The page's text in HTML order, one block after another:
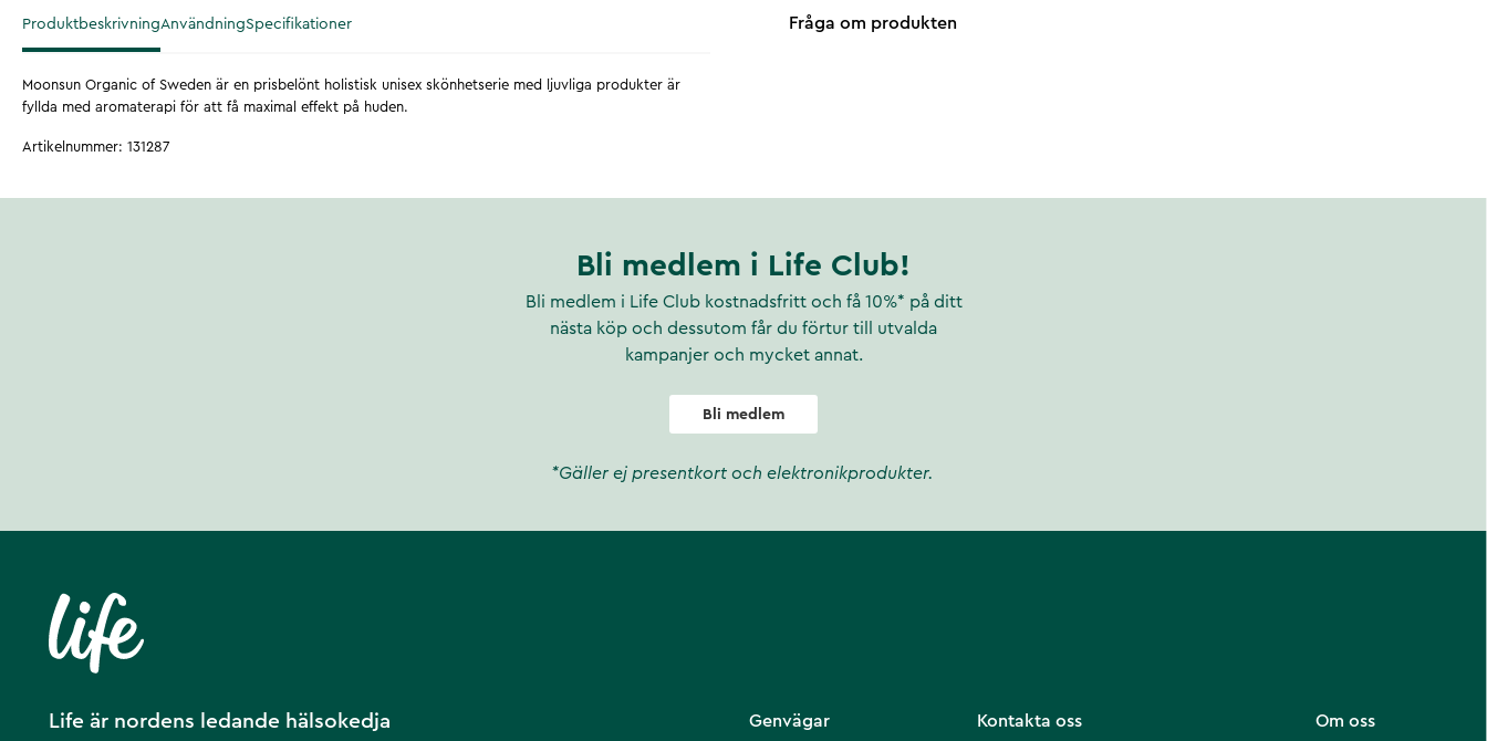
ProduktbeskrivningAnvändningSpecifikationer
Moonsun Organic of Sweden är en prisbelönt holistisk unisex skönhetserie med ljuvliga produkter är
fyllda med aromaterapi för att få maximal effekt på huden.
Artikelnummer: 131287
Fråga om produkten
Bli medlem i Life Club!
Bli medlem i Life Club kostnadsfritt och få 10%* på ditt
nästa köp och dessutom får du förtur till utvalda
kampanjer och mycket annat.
Bli medlem
*Gäller ej presentkort och elektronikprodukter.
Life är nordens ledande hälsokedja Om oss
Kontakta oss
Genvägar